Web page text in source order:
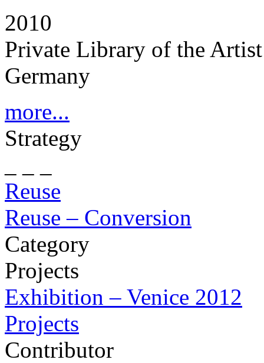
2010
Private Library of the
Germany
more...
Strategy
Reuse
Reuse – Conversion
Category
Projects
Exhibition – Venice 2012
Projects
Contributor